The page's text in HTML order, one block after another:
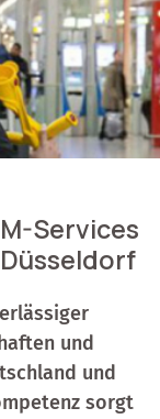
Services
und
und
sorgt